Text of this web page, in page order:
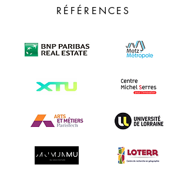
RÉFÉRENCES